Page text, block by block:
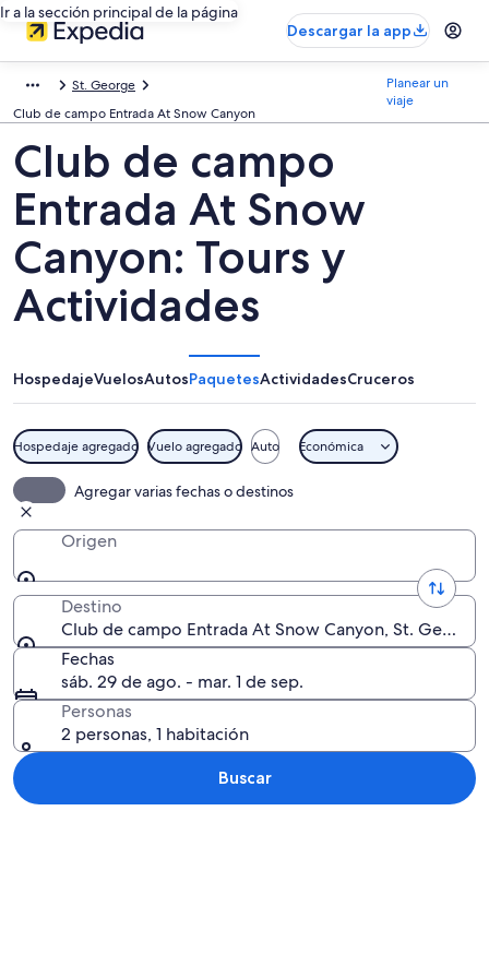
Ir a la sección principal de la página
Descargar la app
St. George
Club de campo Entrada At Snow Canyon
Planear un
viaje
Club de campo
Entrada At Snow
Canyon: Tours y
Actividades
HospedajeVuelosAutosPaquetesActividadesCruceros
Hospedaje agregado Vuelo agregado Auto Económica
Agregar varias fechas o destinos
Origen
Destino
Club de campo Entrada At Snow Canyon, St.
Fechas
sáb. 29 de ago. - mar. 1 de sep.
Personas
2 personas, 1 habitación
Buscar